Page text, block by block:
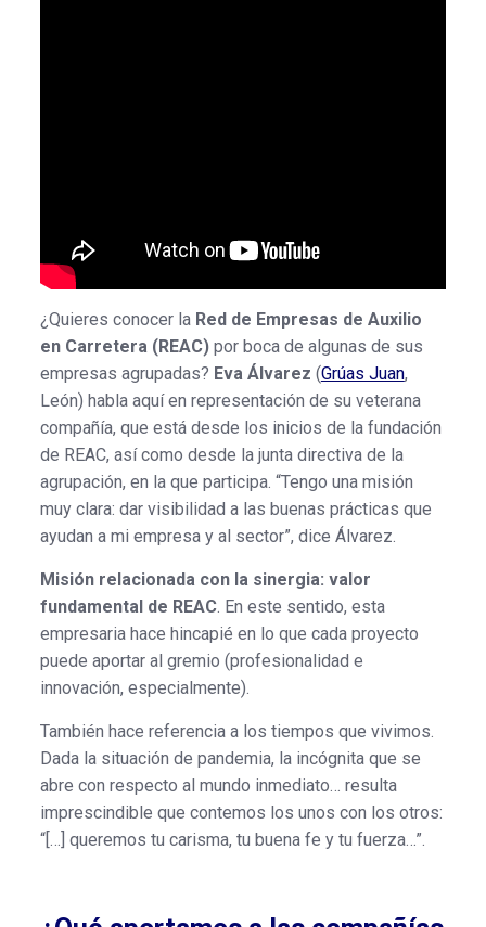
¿Quieres conocer la Red de Empresas de Auxilio
en Carretera (REAC)por boca de algunas de sus
empresas agrupadas? Eva Álvarez (Grúas Juan,
León) habla aquí en representación de su veterana
compañía, que está desde los inicios de la fundación
de REAC, así como desde la junta directiva de la
agrupación, en la que participa. “Tengo una misión
muy clara: dar visibilidad a las buenas prácticas que
ayudan a mi empresa y al sector”, dice Álvarez.
Misión relacionada con la sinergia: valor
fundamental de REAC. En este sentido, esta
empresaria hace hincapié en lo que cada proyecto
puede aportar al gremio (profesionalidad e
innovación, especialmente).
También hace referencia a los tiempos que vivimos.
Dada la situación de pandemia, la incógnita que se
abre con respecto al mundo inmediato… resulta
imprescindible que contemos los unos con los otros:
“[…] queremos tu carisma, tu buena fe y tu fuerza…”.